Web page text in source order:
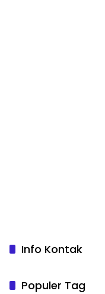
Info Kontak
Populer Tag